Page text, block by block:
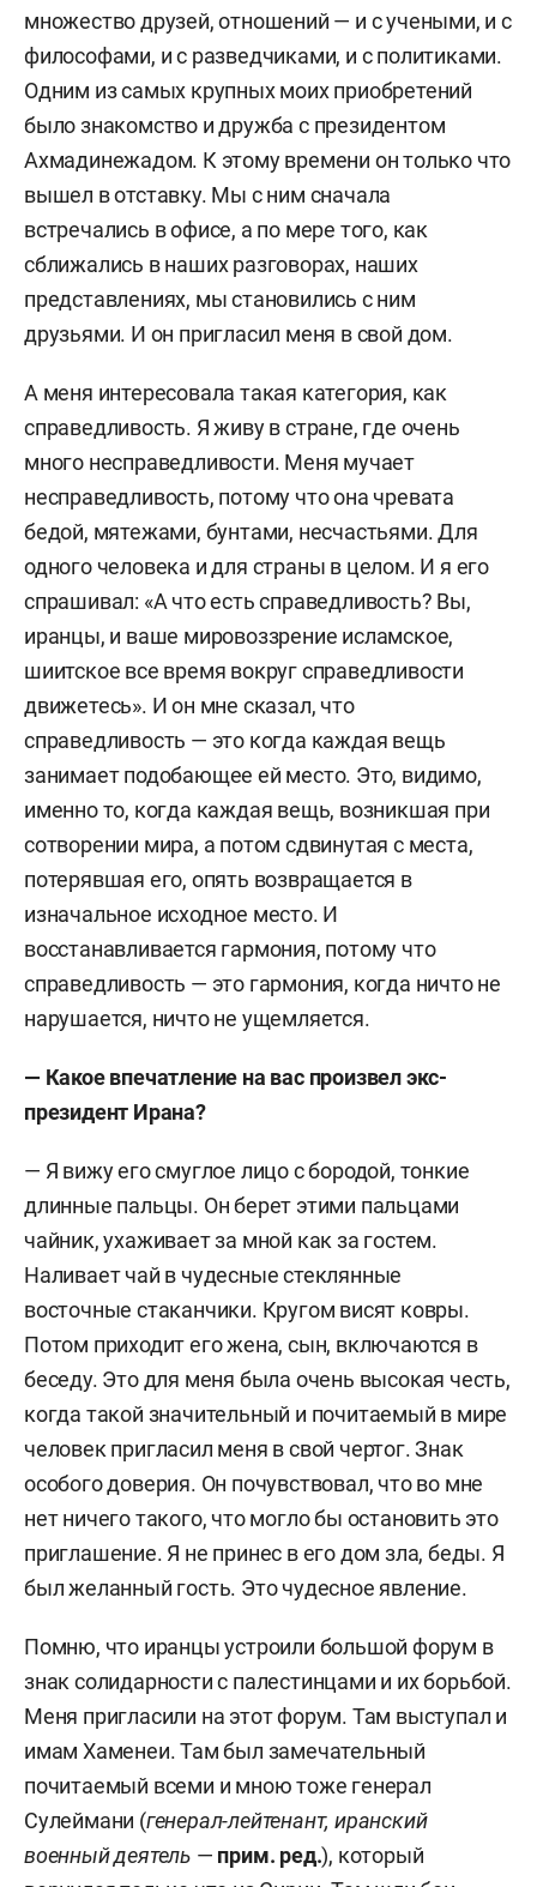
множество друзей, отношений — и с учеными, и с
философами, и с разведчиками, и с политиками.
Одним из самых крупных моих приобретений
было знакомство и дружба с президентом
Ахмадинежадом. К этому времени он только что
вышел в отставку. Мы с ним сначала
встречались в офисе, а по мере того, как
сближались в наших разговорах, наших
представлениях, мы становились с ним
друзьями. И он пригласил меня в свой дом.
А меня интересовала такая категория, как
справедливость. Я живу в стране, где очень
много несправедливости. Меня мучает
несправедливость, потому что она чревата
бедой, мятежами, бунтами, несчастьями. Для
одного человека и для страны в целом. И я его
спрашивал: «А что есть справедливость? Вы,
иранцы, и ваше мировоззрение исламское,
шиитское все время вокруг справедливости
движетесь». И он мне сказал, что
справедливость — это когда каждая вещь
занимает подобающее ей место. Это, видимо,
именно то, когда каждая вещь, возникшая при
сотворении мира, а потом сдвинутая с места,
потерявшая его, опять возвращается в
изначальное исходное место. И
восстанавливается гармония, потому что
справедливость — это гармония, когда ничто не
нарушается, ничто не ущемляется.
— Какое впечатление на вас произвел экс-
президент Ирана?
— Я вижу его смуглое лицо с бородой, тонкие
длинные пальцы. Он берет этими пальцами
чайник, ухаживает за мной как за гостем.
Наливает чай в чудесные стеклянные
восточные стаканчики. Кругом висят ковры.
Потом приходит его жена, сын, включаются в
беседу. Это для меня была очень высокая честь,
когда такой значительный и почитаемый в мире
человек пригласил меня в свой чертог. Знак
особого доверия. Он почувствовал, что во мне
нет ничего такого, что могло бы остановить это
приглашение. Я не принес в его дом зла, беды. Я
был желанный гость. Это чудесное явление.
Помню, что иранцы устроили большой форум в
знак солидарности с палестинцами и их борьбой.
Меня пригласили на этот форум. Там выступал и
имам Хаменеи. Там был замечательный
почитаемый всеми и мною тоже генерал
Сулеймани (генерал-лейтенант, иранский
военный деятель — прим. ред.), который